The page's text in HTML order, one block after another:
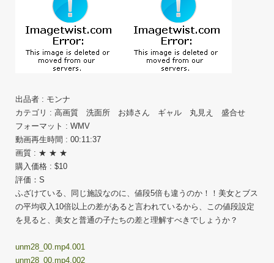
出品者 : モンナ
カテゴリ : 高画質 洗面所 お姉さん ギャル 丸見え 盛合せ
フォーマット : WMV
動画再生時間 : 00:11:37
画質 : ★ ★ ★
購入価格 : $10
評価：S
ふざけている、同じ施設なのに、値段5倍も違うのか！！美女とブス
の平均収入10倍以上の差があると言われているから、この値段設定
を見ると、美女と普通の子たちの差と理解すべきでしょうか？
unm28_00.mp4.001
unm28_00.mp4.002